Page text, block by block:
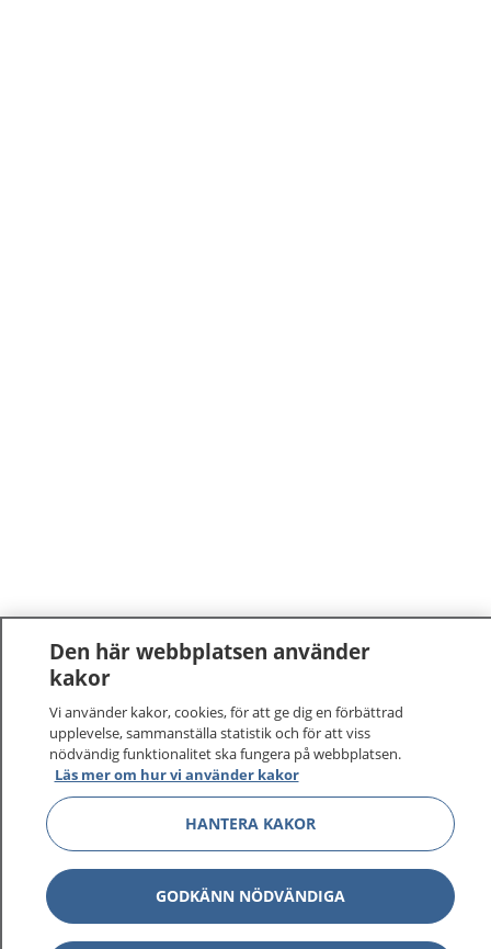
Den här webbplatsen använder
kakor
Vi använder kakor, cookies, för att ge dig en förbättrad
upplevelse, sammanställa statistik och för att viss
nödvändig funktionalitet ska fungera på webbplatsen.
Läs mer om hur vi använder kakor
HANTERA KAKOR
GODKÄNN NÖDVÄNDIGA